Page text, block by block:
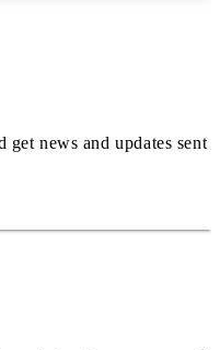
get news and updates sent